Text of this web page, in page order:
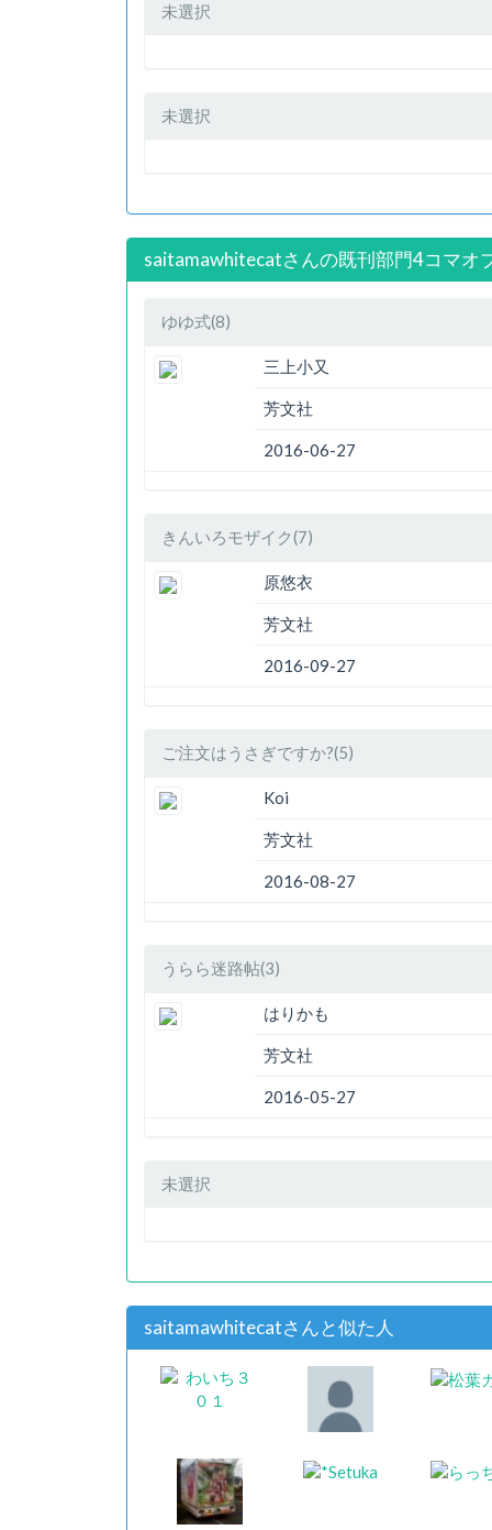
未選択
未選択
saitamawhitecatさんの既刊部門4コマオ
ゆゆ式(8)
三上小又
芳文社
2016-06-27
きんいろモザイク(7)
原悠衣
芳文社
2016-09-27
ご注文はうさぎですか?(5)
Koi
芳文社
2016-08-27
うらら迷路帖(3)
はりかも
芳文社
2016-05-27
未選択
saitamawhitecatさんと似た人